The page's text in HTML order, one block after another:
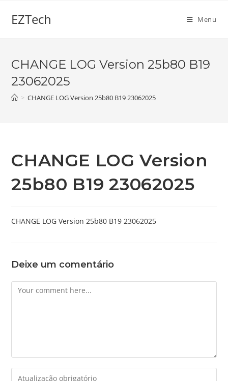
EZTech Menu
CHANGE LOG Version 25b80 B19
23062025
> CHANGE LOG Version 25b80 B19 23062025
CHANGE LOG Version
25b80 B19 23062025
CHANGE LOG Version 25b80 B19 23062025
Deixe um comentário
Comment
Enter